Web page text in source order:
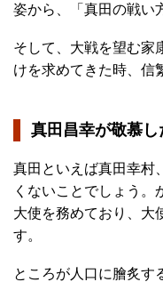
姿から、「真田の戦い
そして、大戦を望む家
けを求めてきた時、信
真田昌幸が敬慕
真田といえば真田幸村
くないことでしょう。
大使を務めており、大
す。
ところが人口に膾炙す